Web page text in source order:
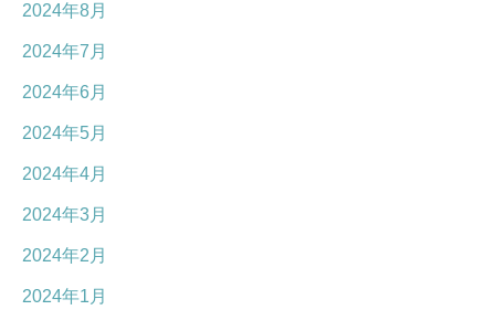
2024年8月
2024年7月
2024年6月
2024年5月
2024年4月
2024年3月
2024年2月
2024年1月